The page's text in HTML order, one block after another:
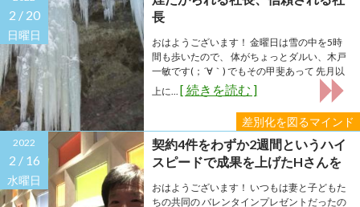
2 / 20
日曜日
差別化を図るマインド
長
おはようございます！ 金曜日は雪の中を5時
間も歩いたので、 体がちょっとダルい、木戸
一敏です(；´∀｀) でもその甲斐あって 先月以
上に... [ 続きを読む ]
2022
2 / 16
水曜日
契約4件をわずか2週間というハイ
スピードで成果を上げたHさんを
分析しました
おはようございます！ いつもは妻と子どもた
ちの共同の バレンタインプレゼントだったの